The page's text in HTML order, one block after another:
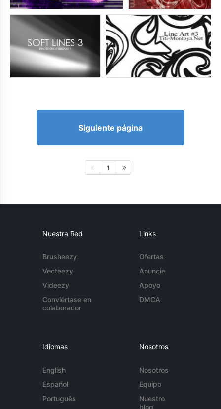
Siguiente página
1
Nuestra Red
Brusheezy
Vecteezy
Videezy
Conviértase en
colaborador
Links
Ofertas
Anuncie
Apoyo
DMCA
Idiomas
English
Español
Português
Nosotros
Nosotros
Equipo
Nuestro
blog